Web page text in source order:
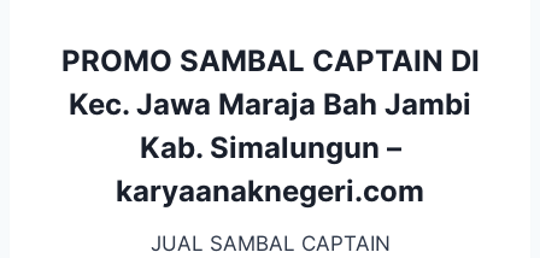
PROMO SAMBAL CAPTAIN DI
Kec. Jawa Maraja Bah Jambi
Kab. Simalungun –
karyaanaknegeri.com
JUAL SAMBAL CAPTAIN